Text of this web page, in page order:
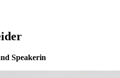
Speakerin